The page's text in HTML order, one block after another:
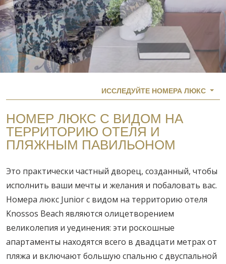
ИССЛЕДУЙТЕ НОМЕРА ЛЮКС
НОМЕР ЛЮКС С ВИДОМ НА
ТЕРРИТОРИЮ ОТЕЛЯ И
ПЛЯЖНЫМ ПАВИЛЬОНОМ
Это практически частный дворец, созданный, чтобы
исполнить ваши мечты и желания и побаловать вас.
Номера люкс Junior с видом на территорию отеля
Knossos Beach являются олицетворением
великолепия и уединения: эти роскошные
апартаменты находятся всего в двадцати метрах от
пляжа и включают большую спальню с двуспальной